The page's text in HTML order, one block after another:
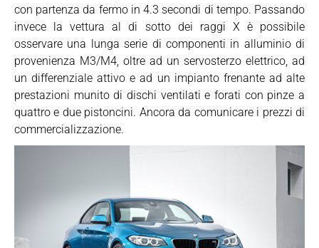
con partenza da fermo in 4.3 secondi di tempo. Passando
invece la vettura al di sotto dei raggi X è possibile
osservare una lunga serie di componenti in alluminio di
provenienza M3/M4, oltre ad un servosterzo elettrico, ad
un differenziale attivo e ad un impianto frenante ad alte
prestazioni munito di dischi ventilati e forati con pinze a
quattro e due pistoncini. Ancora da comunicare i prezzi di
commercializzazione.